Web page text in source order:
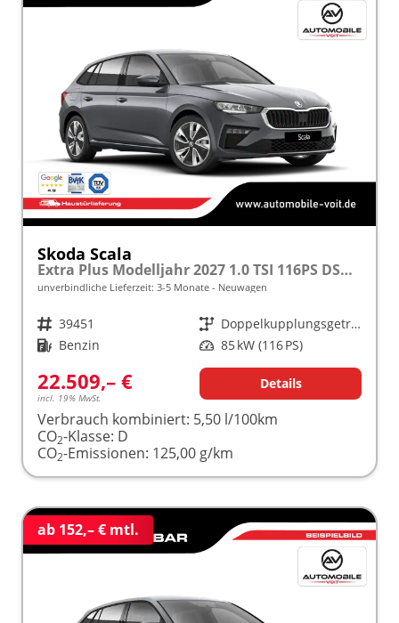
Skoda Scala
Extra Plus Modelljahr 2027 1.0 TSI 116PS DSG 5 J. Garantie, Kamera, Winterpaket, Climatronic, Tempomat, SunSet, Wireless Smartlink
unverbindliche Lieferzeit: 3-5 Monate Neuwagen
Fahrzeugnr. 39451 Getriebe
Doppelkupplungsgetriebe (DSG)
Kraftstoff Benzin Leistung 85 kW (116 PS)
22.509,– €
incl. 19% MwSt.
Details
Verbrauch kombiniert: 5,50 l/100km
CO2-Klasse: D
CO2-Emissionen: 125,00 g/km
ab 152,– € mtl.